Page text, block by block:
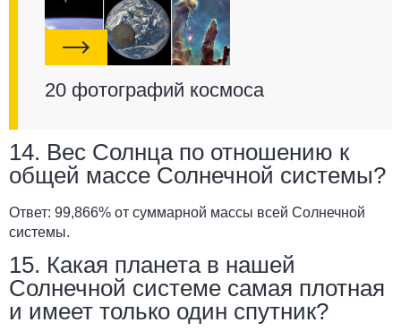
20 фотографий космоса
14. Вес Солнца по отношению к
общей массе Солнечной системы?
Ответ: 99,866% от суммарной массы всей Солнечной
системы.
15. Какая планета в нашей
Солнечной системе самая плотная
и имеет только один спутник?